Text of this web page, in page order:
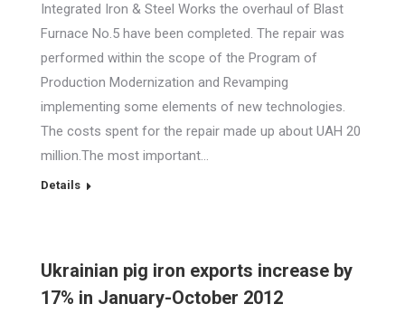
Integrated Iron & Steel Works the overhaul of Blast
Furnace No.5 have been completed. The repair was
performed within the scope of the Program of
Production Modernization and Revamping
implementing some elements of new technologies.
The costs spent for the repair made up about UAH 20
million.The most important…
Details
Ukrainian pig iron exports increase by
17% in January-October 2012